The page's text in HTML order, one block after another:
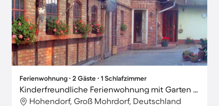
Ferienwohnung ∙ 2 Gäste ∙ 1 Schlafzimmer
Kinderfreundliche Ferienwohnung mit Garten und Grill
Hohendorf, Groß Mohrdorf, Deutschland